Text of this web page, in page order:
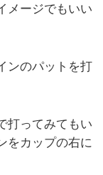
メージでもいい
ンのパットを打
打ってみてもい
をカップの右に